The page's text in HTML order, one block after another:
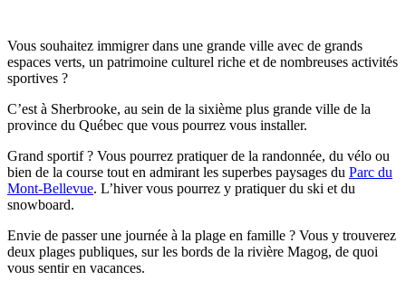
Vous souhaitez immigrer dans une grande ville avec de grands
espaces verts, un patrimoine culturel riche et de nombreuses activités
sportives ?
C’est à Sherbrooke, au sein de la sixième plus grande ville de la
province du Québec que vous pourrez vous installer.
Grand sportif ? Vous pourrez pratiquer de la randonnée, du vélo ou
bien de la course tout en admirant les superbes paysages du Parc du
Mont-Bellevue. L’hiver vous pourrez y pratiquer du ski et du
snowboard.
Envie de passer une journée à la plage en famille ? Vous y trouverez
deux plages publiques, sur les bords de la rivière Magog, de quoi
vous sentir en vacances.